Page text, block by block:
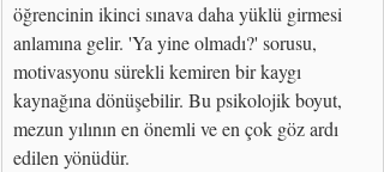
öğrencinin ikinci sınava daha yüklü girmesi
anlamına gelir. 'Ya yine olmadı?' sorusu,
motivasyonu sürekli kemiren bir kaygı
kaynağına dönüşebilir. Bu psikolojik boyut,
mezun yılının en önemli ve en çok göz ardı
edilen yönüdür.